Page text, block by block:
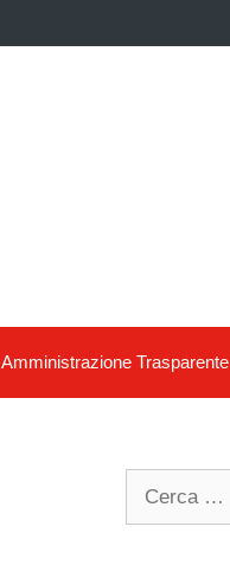
Amministrazione Trasparente